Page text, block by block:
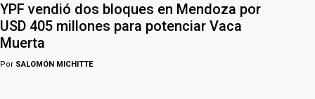
YPF vendió dos bloques en Mendoza por
USD 405 millones para potenciar Vaca
Muerta
Por SALOMÓN MICHITTE